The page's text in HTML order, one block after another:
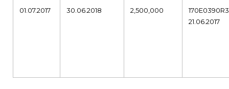
01.07.2017 30.06.2018 2,500,000
21.06.2017